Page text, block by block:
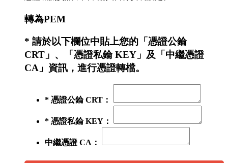
轉為PEM
* 請於以下欄位中貼上您的「憑證公錀
CRT」、「憑證私錀 KEY」及「中繼憑證
CA」資訊，進行憑證轉檔。
* 憑證公錀 CRT：
* 憑證私錀 KEY：
中繼憑證 CA：